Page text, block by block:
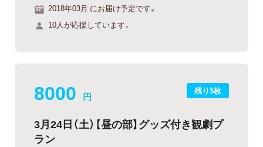
2018年03月 にお届け予定です。
10人が応援しています。
残り5枚
8000 円
3月24日（土）【昼の部】グッズ付き観劇プ
ラン